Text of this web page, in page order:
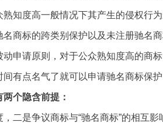
熟知度高一般情况下其产生的侵权行
名商标的跨类别保护以及未注册驰名
动申请原则，对于公众熟知度高的商
间有点名气了就可以申请驰名商标保护
个隐含前提：
二是争议商标与“驰名商标”的相互